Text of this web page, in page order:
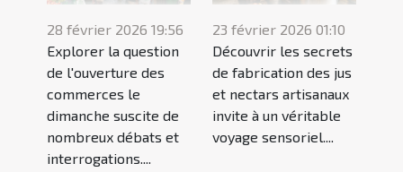
28 février 2026 19:56
Explorer la question
de l'ouverture des
commerces le
dimanche suscite de
nombreux débats et
interrogations....
23 février 2026 01:10
Découvrir les secrets
de fabrication des jus
et nectars artisanaux
invite à un véritable
voyage sensoriel....